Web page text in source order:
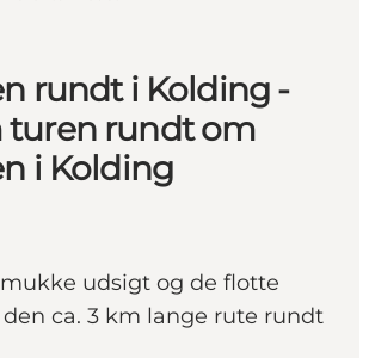
rundt i Kolding -
rundt om
i Kolding
udsigt og de flotte
ca. 3 km lange rute rundt